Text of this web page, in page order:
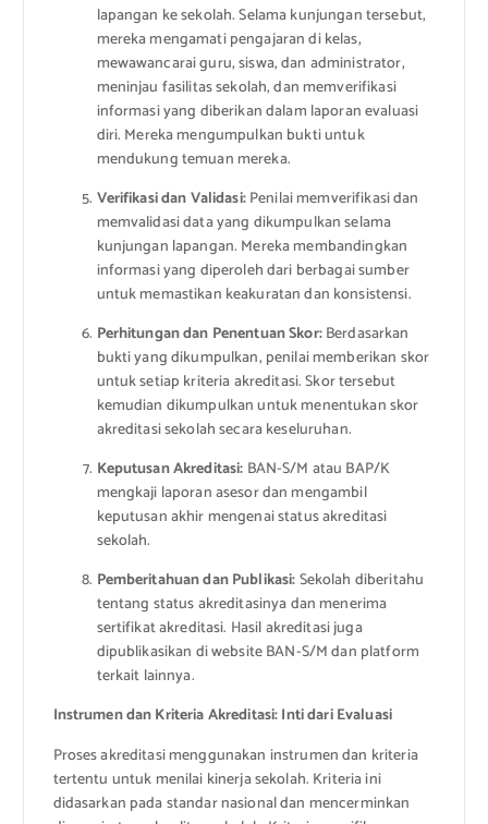
lapangan ke sekolah. Selama kunjungan tersebut,
mereka mengamati pengajaran di kelas,
mewawancarai guru, siswa, dan administrator,
meninjau fasilitas sekolah, dan memverifikasi
informasi yang diberikan dalam laporan evaluasi
diri. Mereka mengumpulkan bukti untuk
mendukung temuan mereka.
Verifikasi dan Validasi:Penilai memverifikasi dan
memvalidasi data yang dikumpulkan selama
kunjungan lapangan. Mereka membandingkan
informasi yang diperoleh dari berbagai sumber
untuk memastikan keakuratan dan konsistensi.
Perhitungan dan Penentuan Skor:Berdasarkan
bukti yang dikumpulkan, penilai memberikan skor
untuk setiap kriteria akreditasi. Skor tersebut
kemudian dikumpulkan untuk menentukan skor
akreditasi sekolah secara keseluruhan.
Keputusan Akreditasi: BAN-S/M atau BAP/K
mengkaji laporan asesor dan mengambil
keputusan akhir mengenai status akreditasi
sekolah.
Pemberitahuan dan Publikasi:Sekolah diberitahu
tentang status akreditasinya dan menerima
sertifikat akreditasi. Hasil akreditasi juga
dipublikasikan di website BAN-S/M dan platform
terkait lainnya.
Instrumen dan Kriteria Akreditasi: Inti dari Evaluasi
Proses akreditasi menggunakan instrumen dan kriteria
tertentu untuk menilai kinerja sekolah. Kriteria ini
didasarkan pada standar nasional dan mencerminkan